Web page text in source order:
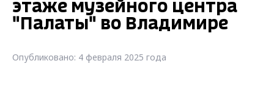
этаже музейного центра
"Палаты" во Владимире
Опубликовано: 4 февраля 2025 года